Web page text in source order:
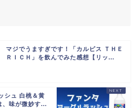
マジでうますぎです！「カルピス ＴＨＥ
ＲＩＣＨ」を飲んでみた感想【リッ...
シュ 白桃＆黄
、味が微妙す...